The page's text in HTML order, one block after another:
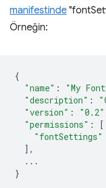
manifestinde
Örneğin:
{
"name" : "My
"description" :
"version" : "0.2"
"permissions" :
[
"fontSettings"
],
...
}